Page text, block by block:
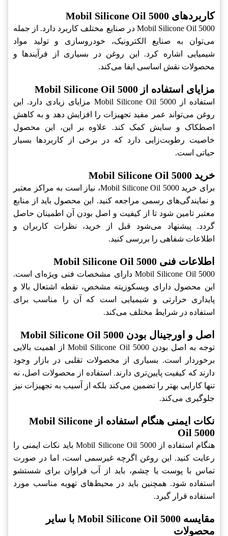
کاربردهای Mobil Silicone Oil 5000
Mobil Silicone Oil 5000 در صنایع مختلف کاربرد دارد. از جمله
می‌توان به صنایع الکترونیک، خودروسازی و تولید مواد
شیمیایی اشاره کرد. این روغن در بسیاری از فرآیندها و
محصولات نقش اساسی ایفا می‌کند.
مزایای استفاده از Mobil Silicone Oil 5000
استفاده از Mobil Silicone Oil 5000 مزایای زیادی دارد. این
روغن می‌تواند عمر مفید تجهیزات را افزایش دهد و به کاهش
اصطکاک و سایش کمک کند. علاوه بر این، این محصول
خاصیت رطوبت‌زایی دارد که در برخی از کاربردها بسیار
حیاتی است.
خرید Mobil Silicone Oil 5000
برای خرید Mobil Silicone Oil 5000، نیاز است به مراکز معتبر
و نمایندگی‌های رسمی مراجعه کنید. این محصول باید از منابع
معتبر تامین شود تا از کیفیت و اصل بودن آن اطمینان حاصل
گردد. پیشنهاد می‌شود قبل از خرید، نظرات کاربران و
اطلاعات شفاهی را بررسی کنید.
اطلاعات فنی Mobil Silicone Oil 5000
Mobil Silicone Oil 5000 دارای مشخصات فنی ویژه‌ای است.
این محصول دارای ویسکوزیته مشخص، نقطه اشتعال بالا و
پایداری حرارتی و شیمیایی است که آن را مناسب برای
استفاده در شرایط مختلف می‌کند.
اصل و اورجینال بودن Mobil Silicone Oil 5000
توجه به اصل بودن Mobil Silicone Oil 5000 از اهمیت بالایی
برخوردار است. بسیاری از محصولات تقلبی در بازار وجود
دارند که کیفیت پایین‌تری دارند. استفاده از محصولات اصل، نه
تنها کارایی بهتر را تضمین می‌کند بلکه از آسیب به تجهیزات نیز
جلوگیری می‌کند.
نکات ایمنی هنگام استفاده از Mobil Silicone
Oil 5000
هنگام استفاده از Mobil Silicone Oil 5000 باید نکات ایمنی را
رعایت کنید. این روغن اگرچه غیرسمی است، اما در صورت
تماس با پوست یا چشم، باید از آب فراوان برای شستشو
استفاده شود. همچنین باید در محیط‌های تهویه مناسب مورد
استفاده قرار گیرد.
مقایسه Mobil Silicone Oil 5000 با سایر
محصولات